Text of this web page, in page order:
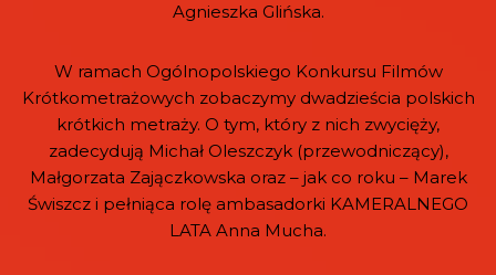
Agnieszka Glińska.
W ramach Ogólnopolskiego Konkursu Filmów
Krótkometrażowych zobaczymy dwadzieścia polskich
krótkich metraży. O tym, który z nich zwycięży,
zadecydują Michał Oleszczyk (przewodniczący),
Małgorzata Zajączkowska oraz – jak co roku – Marek
Świszcz i pełniąca rolę ambasadorki KAMERALNEGO
LATA Anna Mucha.